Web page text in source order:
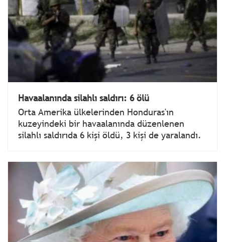
Havaalanında silahlı saldırı: 6 ölü
Orta Amerika ülkelerinden Honduras'ın
kuzeyindeki bir havaalanında düzenlenen
silahlı saldırıda 6 kişi öldü, 3 kişi de yaralandı.